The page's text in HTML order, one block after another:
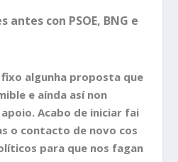
antes con PSOE, BNG e
fixo algunha proposta que
e aínda así non
Acabo de iniciar fai
o contacto de novo cos
para que nos fagan